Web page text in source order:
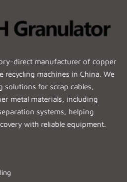
direct manufacturer of copper
recycling machines in China. We
solutions for scrap cables,
metal materials, including
systems, helping
with reliable equipment.